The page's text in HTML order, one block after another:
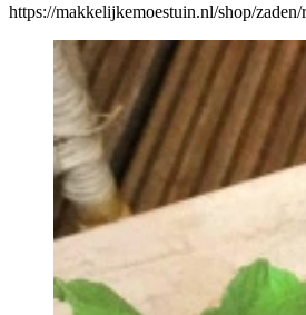
https://makkelijkemoestuin.nl/shop/zaden/